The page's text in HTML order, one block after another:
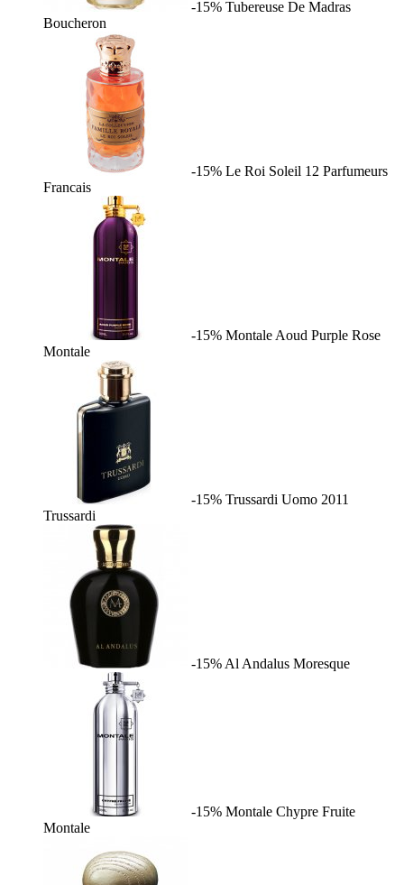
-15% Tubereuse De Madras
Boucheron
-15% Le Roi Soleil 12 Parfumeurs
Francais
-15% Montale Aoud Purple Rose
Montale
-15% Trussardi Uomo 2011
Trussardi
-15% Al Andalus Moresque
-15% Montale Chypre Fruite
Montale